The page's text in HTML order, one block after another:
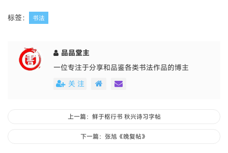
标签： 书法
品品堂主
一位专注于分享和品鉴各类书法作品的博主
关 注
上一篇：鲜于枢行书 秋兴诗习字帖
下一篇：张旭《晚复帖》